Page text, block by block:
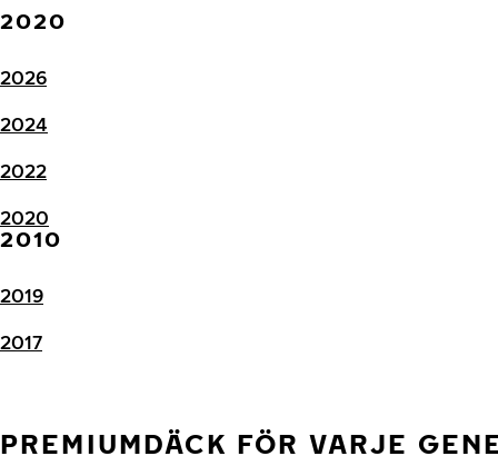
2020
2026
2024
2022
2020
2010
2019
2017
PREMIUMDÄCK FÖR VARJE